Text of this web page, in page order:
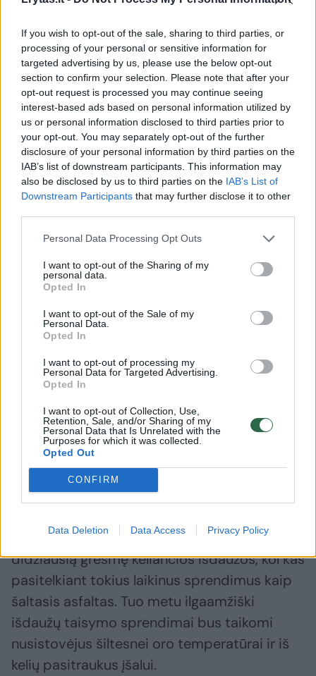
If you wish to opt-out of the sale, sharing to third parties, or
processing of your personal or sensitive information for
targeted advertising by us, please use the below opt-out
section to confirm your selection. Please note that after your
opt-out request is processed you may continue seeing
interest-based ads based on personal information utilized by
us or personal information disclosed to third parties prior to
your opt-out. You may separately opt-out of the further
disclosure of your personal information by third parties on the
IAB’s list of downstream participants. This information may
also be disclosed by us to third parties on the IAB’s List of
Downstream Participants that may further disclose it to other
Personal Data Processing Opt Outs
I want to opt-out of the Sharing of my
personal data.
Opted In
I want to opt-out of the Sale of my
Personal Data.
Opted In
I want to opt-out of processing my
Personal Data for Targeted Advertising.
Opted In
I want to opt-out of Collection, Use,
Retention, Sale, and/or Sharing of my
Personal Data that Is Unrelated with the
Purposes for which it was collected.
Opted Out
CONFIRM
Data Deletion Data Access Privacy Policy
Esant poreikiui ribojamas greitis, statomi
įspėjamieji ženklai, laikinai uždaromos eismo
juostos arba nukreipiamas transporto
srautas. Šie sprendimai taikomi siekiant
užtikrinti maksimalų eismo saugumą.
Žiemos sąlygomis kelininkų darbai išlieka
sudėtingi: vos pradžiūvus dangai, prasideda
krituliai, o temperatūra nuolat svyruoja.
Nepaisant to, sausį sutvarkyta apie
pažeidimų, vasarį – labai panašūs kiekiai. Tai
prilygsta maždaug dviejų krepšinio aikštelių
plotui kiekvieną mėnesį.
Žiemos metu atsiradę pažeidimai
identifikuojami „Kelių priežiūrai“ atliekant
patrulines apžiūras. Nustačius, kad pažaidos
kelia pavojų saugiam eismui, jos nedelsiant
šalinamos taikant laikinus sprendimus –
dažniausiai naudojant šaltojo asfalto
mišinius.
Pirmiausia šalinamos eismo saugumui
didžiausią grėsmę keliančios išdaužos, kol kas
pasitelkiant tokius laikinus sprendimus kaip
šaltasis asfaltas. Tuo metu ilgaamžiški
išdaužų taisymo sprendimai bus taikomi
nusistovėjus šiltesnei oro temperatūrai ir iš
kelių pasitraukus įšalui.